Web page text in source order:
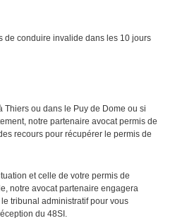
de conduire invalide dans les 10 jours
Thiers ou dans le Puy de Dome ou si
notre partenaire avocat permis de
recours pour récupérer le permis de
et celle de votre permis de
notre avocat partenaire engagera
tribunal administratif pour vous
du 48SI.